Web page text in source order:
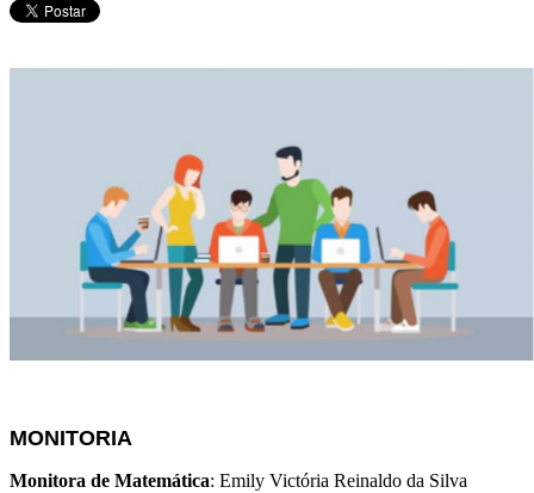
MONITORIA
Monitora de Matemática: Emily Victória Reinaldo da Silva